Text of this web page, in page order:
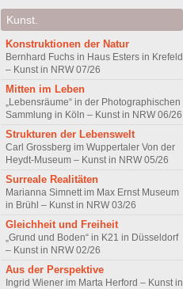
Kunst.
Konstruktionen der Natur
Bernhard Fuchs in Haus Esters in Krefeld
– Kunst in NRW 07/26
Mitten im Leben
„Lebensräume“ in der Photographischen
Sammlung in Köln – Kunst in NRW 06/26
Strukturen der Lebenswelt
Carl Grossberg im Wuppertaler Von der
Heydt-Museum – Kunst in NRW 05/26
Surreale Realitäten
Marianna Simnett im Max Ernst Museum
in Brühl – Kunst in NRW 03/26
Gleichheit und Freiheit
„Grund und Boden“ in K21 in Düsseldorf
– Kunst in NRW 02/26
Aus der Perspektive
Ingrid Wiener im Marta Herford – Kunst in